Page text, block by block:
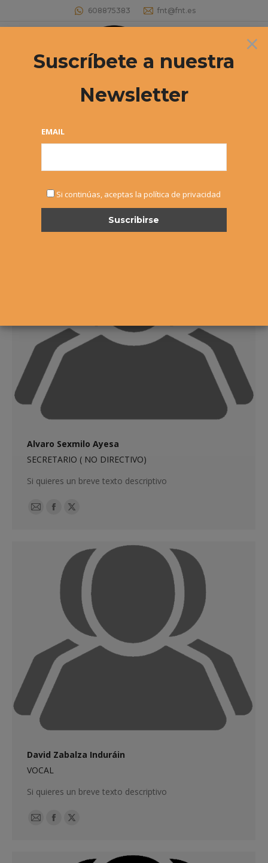
608875383 fnt@fnt.es
Buscar:
Team Archive:
Alvaro Sexmilo Ayesa
SECRETARIO ( NO DIRECTIVO)
Si quieres un breve texto descriptivo
E-
Facebook
X
David Zabalza Induráin
VOCAL
Si quieres un breve texto descriptivo
E-
Facebook
X
×
Suscríbete a nuestra
Newsletter
EMAIL
Si continúas, aceptas la política de privacidad